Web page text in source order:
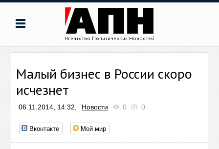
Малый бизнес в России скоро
исчезнет
06.11.2014, 14:32, Новости 0 0
Вконтакте Мой мир